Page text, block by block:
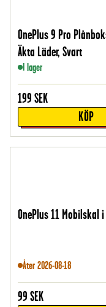
OnePlus 9 Pro
Äkta Läder, Svart
I lager
199 SEK
KÖP
OnePlus 11 Mobilskal i
Åter 2026-08-18
99 SEK